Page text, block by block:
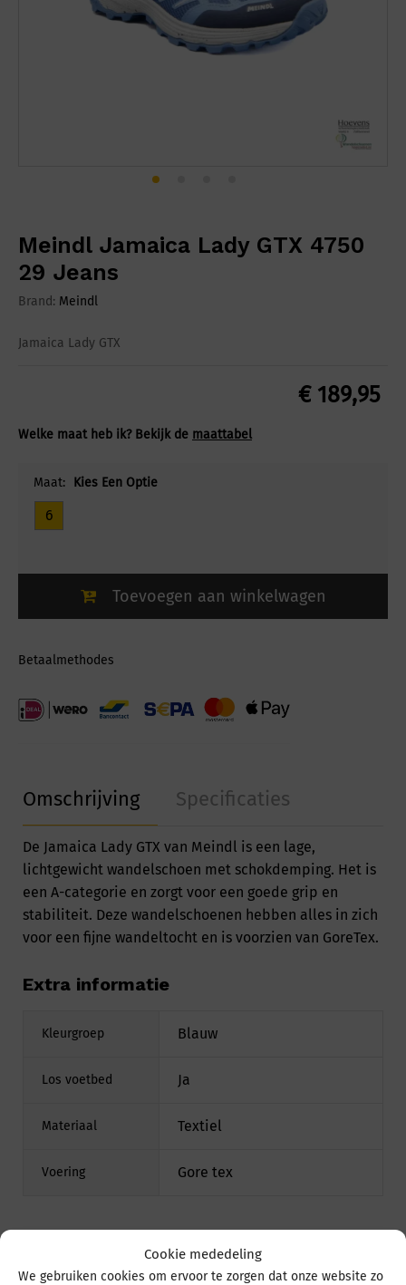
Cookie mededeling
We gebruiken cookies om ervoor te zorgen dat onze website zo
Meindl Jamaica Lady GTX 4750
29 Jeans
Brand: Meindl
Jamaica Lady GTX
€189,95
Welke maat heb ik? Bekijk de maattabel
Maat: Kies Een Optie
6
Toevoegen aan winkelwagen
Betaalmethodes
Omschrijving Specificaties
De Jamaica Lady GTX van Meindl is een lage,
lichtgewicht wandelschoen met schokdemping. Het is
een A-categorie en zorgt voor een goede grip en
stabiliteit. Deze wandelschoenen hebben alles in zich
voor een fijne wandeltocht en is voorzien van GoreTex.
Extra informatie
Kleurgroep Blauw
Los voetbed Ja
Materiaal Textiel
Voering Gore tex
Misschien is dit wat voor u: